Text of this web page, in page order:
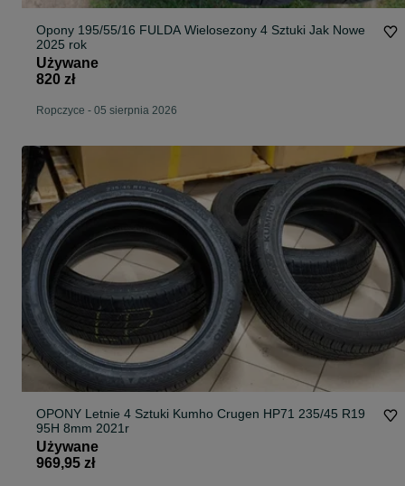
Opony 195/55/16 FULDA Wielosezony 4 Sztuki Jak Nowe
2025 rok
Używane
820 zł
Ropczyce - 05 sierpnia 2026
OPONY Letnie 4 Sztuki Kumho Crugen HP71 235/45 R19
95H 8mm 2021r
Używane
969,95 zł